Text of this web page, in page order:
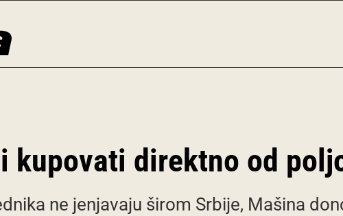
kupovati direktno od
ne jenjavaju širom Srbije, Mašina